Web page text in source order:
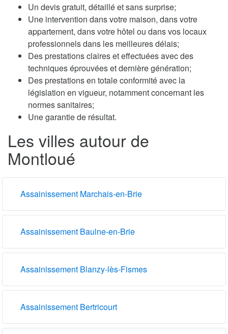
Un devis gratuit, détaillé et sans surprise;
Une intervention dans votre maison, dans votre
appartement, dans votre hôtel ou dans vos locaux
professionnels dans les meilleures délais;
Des prestations claires et effectuées avec des
techniques éprouvées et dernière génération;
Des prestations en totale conformité avec la
législation en vigueur, notamment concernant les
normes sanitaires;
Une garantie de résultat.
Les villes autour de
Montloué
Assainissement Marchais-en-Brie
Assainissement Baulne-en-Brie
Assainissement Blanzy-lès-Fismes
Assainissement Bertricourt